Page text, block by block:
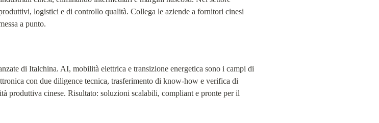
logistici e di controllo qualità. Collega le aziende a fornitori cinesi
a punto.
di Italchina. AI, mobilità elettrica e transizione energetica sono i campi di
con due diligence tecnica, trasferimento di know-how e verifica di
produttiva cinese. Risultato: soluzioni scalabili, compliant e pronte per il